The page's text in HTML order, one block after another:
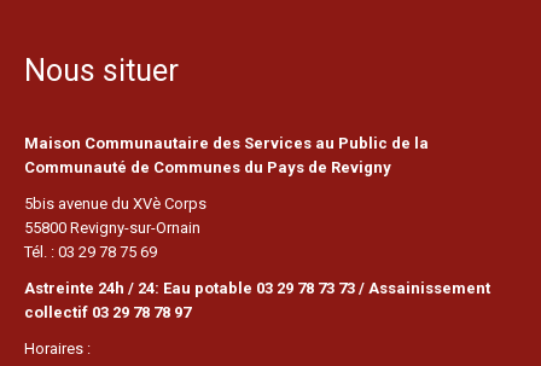
Nous situer
Maison Communautaire des Services au Public de la
Communauté de Communes du Pays de Revigny
5bis avenue du XVè Corps
55800 Revigny-sur-Ornain
Tél. : 03 29 78 75 69
Astreinte 24h / 24: Eau potable 03 29 78 73 73 / Assainissement
collectif 03 29 78 78 97
Horaires :